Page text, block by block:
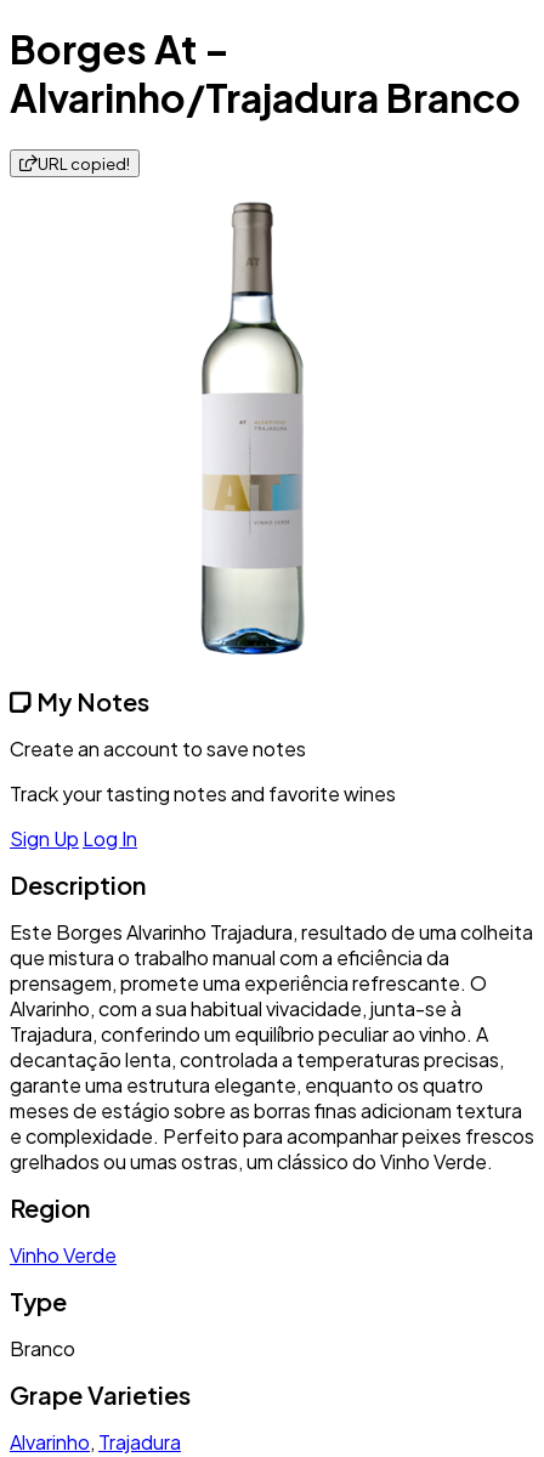
Borges At –
Alvarinho/Trajadura Branco
URL copied!
My Notes
Create an account to save notes
Track your tasting notes and favorite wines
Sign Up Log In
Description
Este Borges Alvarinho Trajadura, resultado de uma colheita
que mistura o trabalho manual com a eficiência da
prensagem, promete uma experiência refrescante. O
Alvarinho, com a sua habitual vivacidade, junta-se à
Trajadura, conferindo um equilíbrio peculiar ao vinho. A
decantação lenta, controlada a temperaturas precisas,
garante uma estrutura elegante, enquanto os quatro
meses de estágio sobre as borras finas adicionam textura
e complexidade. Perfeito para acompanhar peixes frescos
grelhados ou umas ostras, um clássico do Vinho Verde.
Region
Vinho Verde
Type
Branco
Grape Varieties
Alvarinho, Trajadura